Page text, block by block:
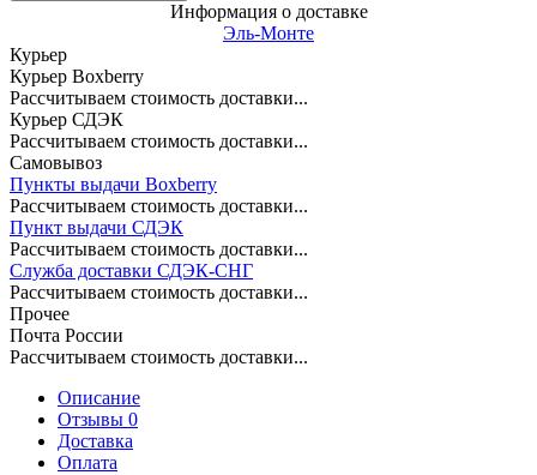
Информация о доставке
Эль-Монте
Курьер
Курьер Boxberry
Рассчитываем стоимость доставки...
Курьер СДЭК
Рассчитываем стоимость доставки...
Самовывоз
Пункты выдачи Boxberry
Рассчитываем стоимость доставки...
Пункт выдачи СДЭК
Рассчитываем стоимость доставки...
Служба доставки СДЭК-СНГ
Рассчитываем стоимость доставки...
Прочее
Почта России
Рассчитываем стоимость доставки...
Описание
Отзывы 0
Доставка
Оплата